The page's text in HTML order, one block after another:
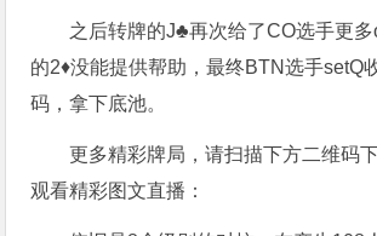
之后转牌的J♣️再次给了CO选手更
的2♦️没能提供帮助，最终BTN选手setQ
码，拿下底池。
更多精彩牌局，请扫描下方二维码
观看精彩图文直播：